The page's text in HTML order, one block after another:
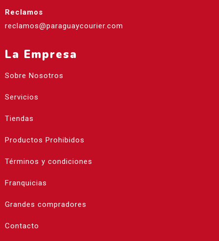
Reclamos
reclamos@paraguaycourier.com
La Empresa
Sobre Nosotros
Servicios
Tiendas
Productos Prohibidos
Términos y condiciones
Franquicias
Grandes compradores
Contacto